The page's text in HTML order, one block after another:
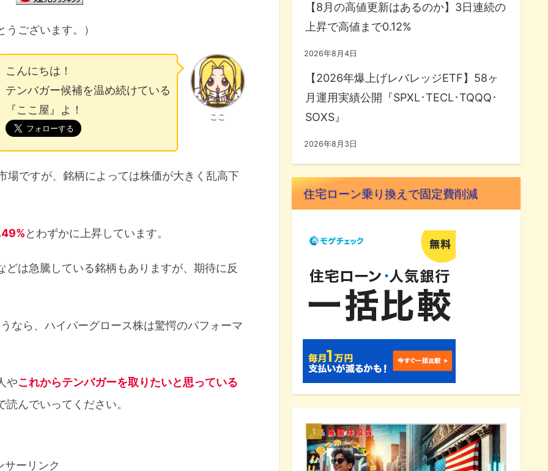
ございます。）
ここ
こんにちは！
テンバガー候補を温め続けている
『ここ屋』よ！
ですが、銘柄によっては株価が大きく乱高下
とわずかに上昇しています。
どは急騰している銘柄もありますが、期待に反
なら、ハイパーグロース株は驚愕のパフォーマ
やこれからテンバガーを取りたいと思っている
んでいってください。
サーリンク
【8月の高値更新はあるのか】3日連続の
上昇で高値まで0.12%
2026年8月4日
【2026年爆上げレバレッジETF】58ヶ
月運用実績公開『SPXL･TECL･TQQQ･
SOXS』
2026年8月3日
住宅ローン乗り換えで固定費削減